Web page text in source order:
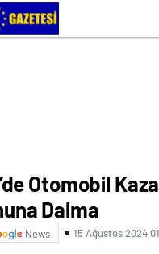
Otomobil
Dalma
News 15 Ağustos 2024